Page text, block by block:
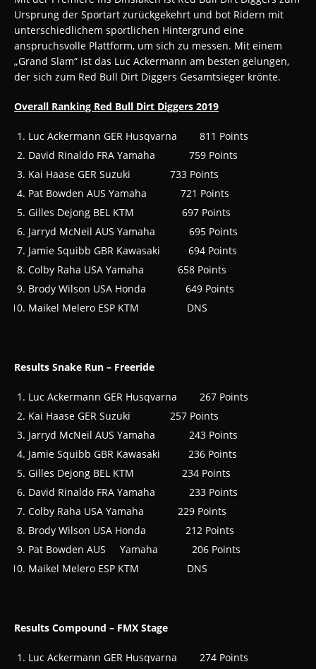
Ursprung der Sportart zurückgekehrt und bot Ridern mit
unterschiedlichem sportlichen Hintergrund eine
anspruchsvolle Plattform, um sich zu messen. Mit einem
„Grand Slam“ ist das Luc Ackermann am besten gelungen,
der sich zum Red Bull Dirt Diggers Gesamtsieger krönte.
Overall Ranking Red Bull Dirt Diggers 2019
Luc Ackermann GER Husqvarna 811 Points
David Rinaldo FRA Yamaha 759 Points
Kai Haase GER Suzuki 733 Points
Pat Bowden AUS Yamaha 721 Points
Gilles Dejong BEL KTM 697 Points
Jarryd McNeil AUS Yamaha 695 Points
Jamie Squibb GBR Kawasaki 694 Points
Colby Raha USA Yamaha 658 Points
Brody Wilson USA Honda 649 Points
Maikel Melero ESP KTM DNS
Results Snake Run – Freeride
Luc Ackermann GER Husqvarna 267 Points
Kai Haase GER Suzuki 257 Points
Jarryd McNeil AUS Yamaha 243 Points
Jamie Squibb GBR Kawasaki 236 Points
Gilles Dejong BEL KTM 234 Points
David Rinaldo FRA Yamaha 233 Points
Colby Raha USA Yamaha 229 Points
Brody Wilson USA Honda 212 Points
Pat Bowden AUS Yamaha 206 Points
Maikel Melero ESP KTM DNS
Results Compound – FMX Stage
Luc Ackermann GER Husqvarna 274 Points